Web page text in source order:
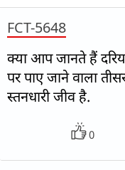
FCT-5648
क्या आप जानते हैं
पर पाए जाने वाला
स्तनधारी जीव है.
0